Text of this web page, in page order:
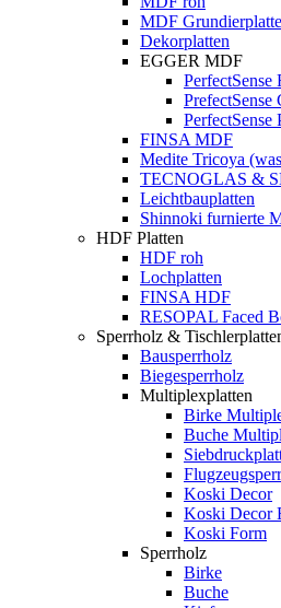
MDF
Dekorplatten
EGGER MDF
PerfectSense
PrefectSense
FINSA MDF
Medite Tricoya
TECNOGLAS &
Leichtbauplatten
Shinnoki furnierte
HDF Platten
HDF roh
Lochplatten
FINSA HDF
RESOPAL Faced
Sperrholz &
Bausperrholz
Biegesperrholz
Multiplexplatten
Birke
Buche
Koski Decor
Koski Decor
Koski Form
Sperrholz
Birke
Buche